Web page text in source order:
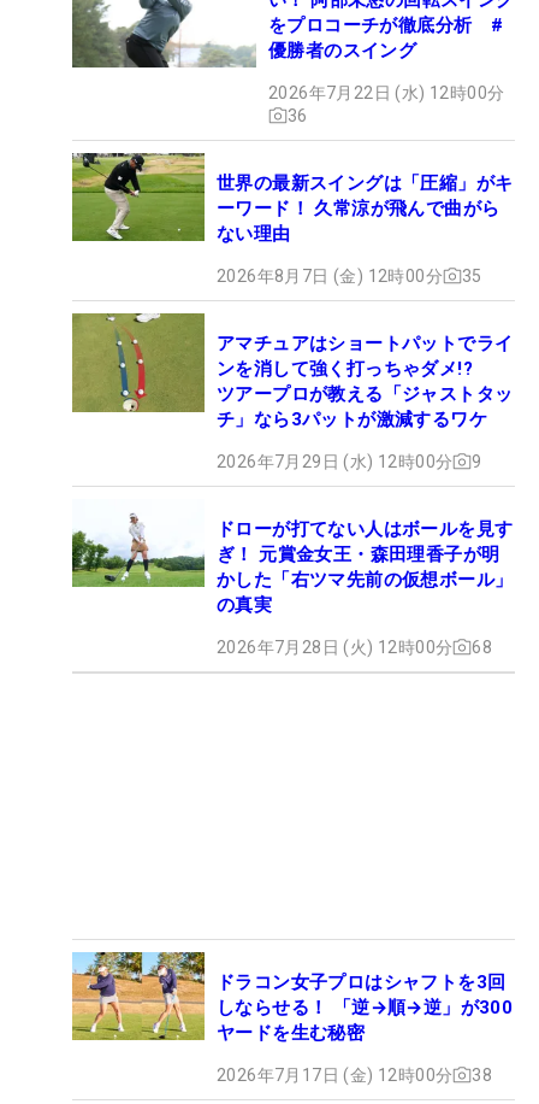
をプロコーチが徹底分析 #
優勝者のスイング
2026年7月22日 (水) 12時00分
36
世界の最新スイングは「圧縮」がキ
ーワード！ 久常涼が飛んで曲がら
ない理由
2026年8月7日 (金) 12時00分 35
アマチュアはショートパットでライ
ンを消して強く打っちゃダメ!?
ツアープロが教える「ジャストタッ
チ」なら3パットが激減するワケ
2026年7月29日 (水) 12時00分 9
ドローが打てない人はボールを見す
ぎ！ 元賞金女王・森田理香子が明
かした「右ツマ先前の仮想ボール」
の真実
2026年7月28日 (火) 12時00分 68
ドラコン女子プロはシャフトを3回
しならせる！ 「逆→順→逆」が300
ヤードを生む秘密
2026年7月17日 (金) 12時00分 38